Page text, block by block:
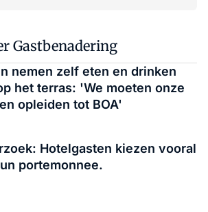
Gastbenadering
nemen zelf eten en drinken
het terras: 'We moeten onze
opleiden tot BOA'
Hotelgasten kiezen vooral
portemonnee.